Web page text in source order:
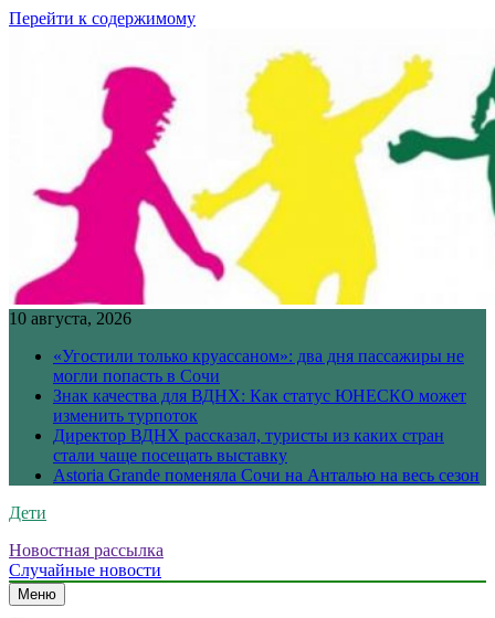
Перейти к содержимому
10 августа, 2026
«Угостили только круассаном»: два дня пассажиры не
могли попасть в Сочи
Знак качества для ВДНХ: Как статус ЮНЕСКО может
изменить турпоток
Директор ВДНХ рассказал, туристы из каких стран
стали чаще посещать выставку
Astoria Grande поменяла Сочи на Анталью на весь сезон
Дети
Новостная рассылка
Случайные новости
Меню